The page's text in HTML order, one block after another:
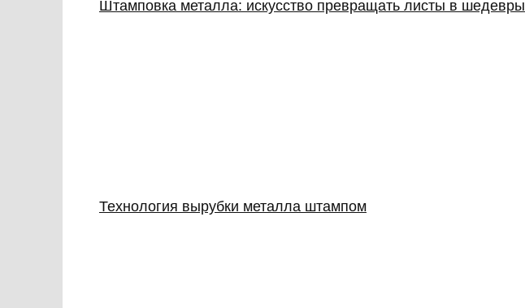
Штамповка металла: искусство превращать листы в шедевры
Технология вырубки металла штампом